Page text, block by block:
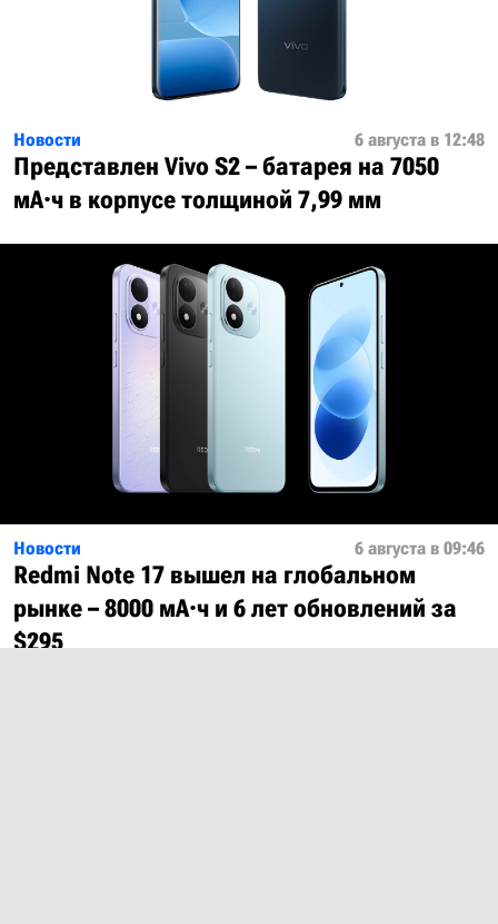
Новости 6 августа в 12:48
Представлен Vivo S2 – батарея на 7050
мА·ч в корпусе толщиной 7,99 мм
Новости 6 августа в 09:46
Redmi Note 17 вышел на глобальном
рынке – 8000 мА·ч и 6 лет обновлений за
$295